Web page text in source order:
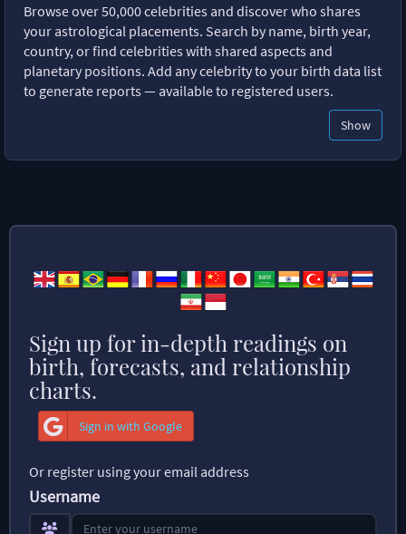
Browse over 50,000 celebrities and discover who shares
your astrological placements. Search by name, birth year,
country, or find celebrities with shared aspects and
planetary positions. Add any celebrity to your birth data list
to generate reports — available to registered users.
Show
Sign up for in-depth readings on
birth, forecasts, and relationship
charts.
Sign in with Google
Or register using your email address
Username